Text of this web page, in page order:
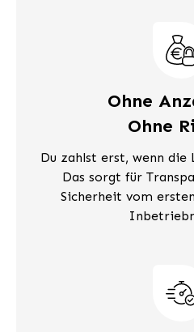
Ohne
Ohne
Du zahlst erst, wenn
Das sorgt für
Sicherheit vom